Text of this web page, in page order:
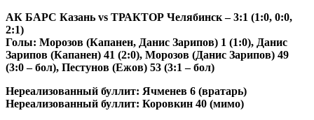
АК БАРС Казань vs ТРАКТОР Челябинск – 3:1 (1:0, 0:0,
2:1)
Голы: Морозов (Капанен, Данис Зарипов) 1 (1:0), Данис
Зарипов (Капанен) 41 (2:0), Морозов (Данис Зарипов) 49
(3:0 – бол), Пестунов (Ежов) 53 (3:1 – бол)
Нереализованный буллит: Ячменев 6 (вратарь)
Нереализованный буллит: Коровкин 40 (мимо)